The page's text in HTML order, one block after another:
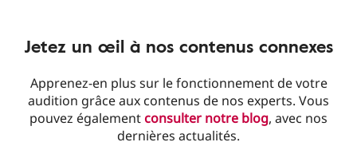
Jetez un œil à nos contenus connexes
Apprenez-en plus sur le fonctionnement de votre
audition grâce aux contenus de nos experts. Vous
pouvez égalementconsulter notre blog, avec nos
dernières actualités.